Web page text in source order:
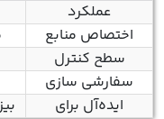
عملکرد
اختصاص منابع
سطح کنترل
سفارشی سازی
ایده‌آل برای